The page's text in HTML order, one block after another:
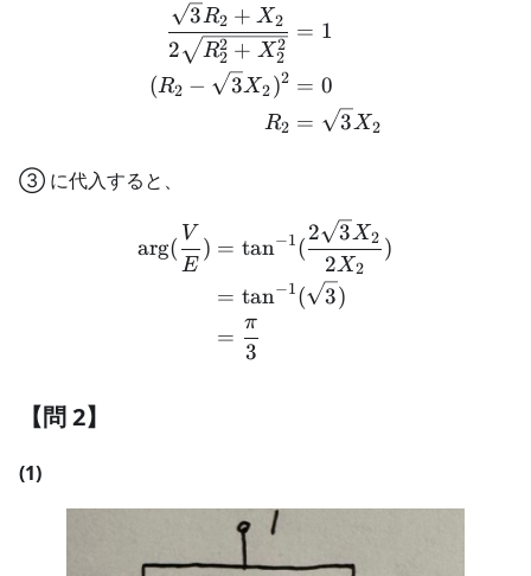
\begin{aligned}
2
R2
2 + X2
2
3R2 + X2
(R2 − 3X2)2
R2
= 1
= 0
=
3X2
③ に代入すると、
\begin{aligned}
arg(
E
V
) = tan−1(
2X2
2 3X2 )
= tan−1( 3)
=
3
π
【問 2】
(1)